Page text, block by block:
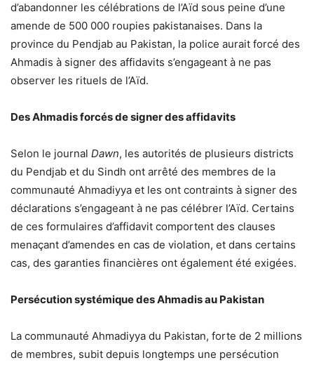
d’abandonner les célébrations de l’Aïd sous peine d’une
amende de 500 000 roupies pakistanaises. Dans la
province du Pendjab au Pakistan, la police aurait forcé des
Ahmadis à signer des affidavits s’engageant à ne pas
observer les rituels de l’Aïd.
Des Ahmadis forcés de signer des affidavits
Selon le journal Dawn, les autorités de plusieurs districts
du Pendjab et du Sindh ont arrêté des membres de la
communauté Ahmadiyya et les ont contraints à signer des
déclarations s’engageant à ne pas célébrer l’Aïd. Certains
de ces formulaires d’affidavit comportent des clauses
menaçant d’amendes en cas de violation, et dans certains
cas, des garanties financières ont également été exigées.
Persécution systémique des Ahmadis au Pakistan
La communauté Ahmadiyya du Pakistan, forte de 2 millions
de membres, subit depuis longtemps une persécution